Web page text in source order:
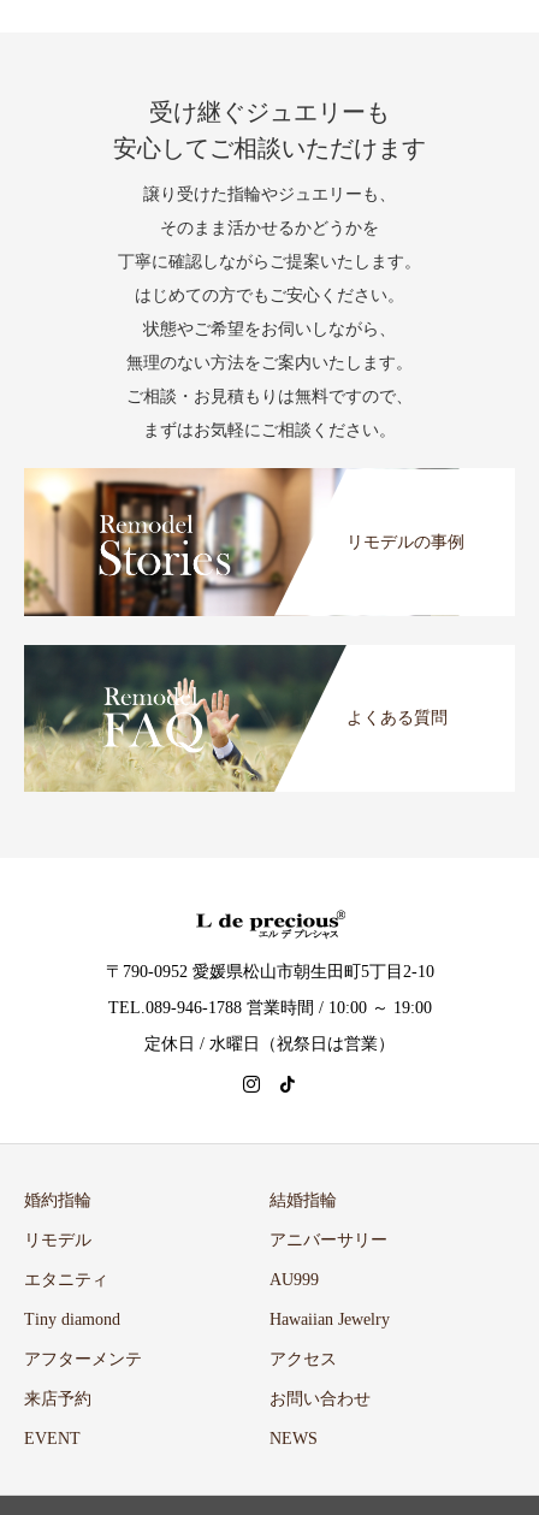
受け継ぐジュエリーも
安心してご相談いただけます
譲り受けた指輪やジュエリーも、
そのまま活かせるかどうかを
丁寧に確認しながらご提案いたします。
はじめての方でもご安心ください。
状態やご希望をお伺いしながら、
無理のない方法をご案内いたします。
ご相談・お見積もりは無料ですので、
まずはお気軽にご相談ください。
リモデルの事例
よくある質問
〒790-0952 愛媛県松山市朝生田町5丁目2-10
TEL.089-946-1788 営業時間 / 10:00 ～ 19:00
定休日 / 水曜日（祝祭日は営業）
婚約指輪 結婚指輪
リモデル アニバーサリー
エタニティ AU999
Tiny diamond Hawaiian Jewelry
アフターメンテ アクセス
来店予約 お問い合わせ
EVENT NEWS